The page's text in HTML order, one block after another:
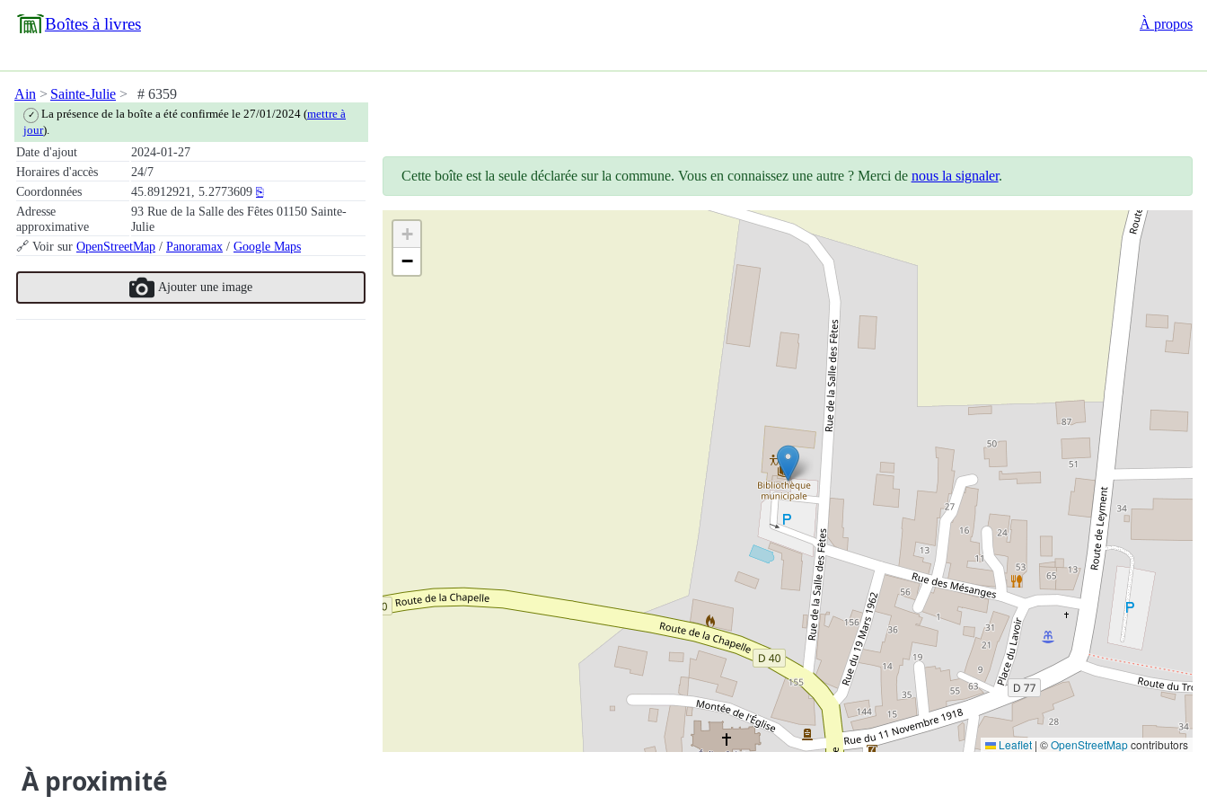
Boîtes à livres À propos
Ain Sainte-Julie # 6359
✓ La présence de la boîte a été confirmée le 27/01/2024 (mettre à
jour).
Date d'ajout
2024-01-27
Horaires d'accès
24/7
Coordonnées
45.8912921, 5.2773609 ⎘
Adresse
approximative
93 Rue de la Salle des Fêtes 01150 Sainte-
Julie
🔗 Voir sur OpenStreetMap / Panoramax / Google Maps
Ajouter une image
Cette boîte est la seule déclarée sur la commune. Vous en connaissez une autre ? Merci de nous la signaler.
+
−
Leaflet | ©OpenStreetMapcontributors
À proximité